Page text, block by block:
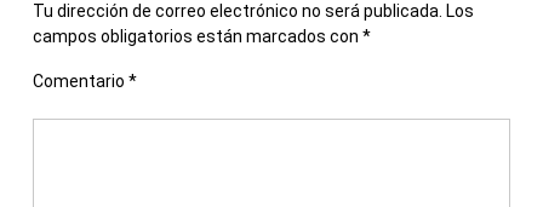
Tu dirección de correo electrónico no será publicada. Los
campos obligatorios están marcados con *
Comentario *